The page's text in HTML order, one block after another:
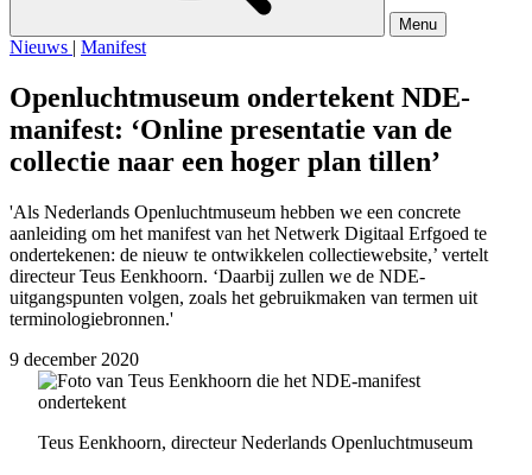
Menu
Nieuws | Manifest
Openluchtmuseum ondertekent NDE-
manifest: ‘Online presentatie van de
collectie naar een hoger plan tillen’
'Als Nederlands Openluchtmuseum hebben we een concrete
aanleiding om het manifest van het Netwerk Digitaal Erfgoed te
ondertekenen: de nieuw te ontwikkelen collectiewebsite,’ vertelt
directeur Teus Eenkhoorn. ‘Daarbij zullen we de NDE-
uitgangspunten volgen, zoals het gebruikmaken van termen uit
terminologiebronnen.'
9 december 2020
Teus Eenkhoorn, directeur Nederlands Openluchtmuseum